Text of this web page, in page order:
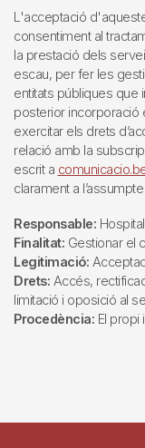
L'acceptació
consentiment al
la prestació dels
escau, per fer les
entitats públiques que
posterior incorporació
exercitar els drets
relació amb la
escrit a
clarament a
Responsable:
Finalitat: Gestionar el
Legitimació:
Drets: Accés,
limitació i oposició al
Procedència: El propi